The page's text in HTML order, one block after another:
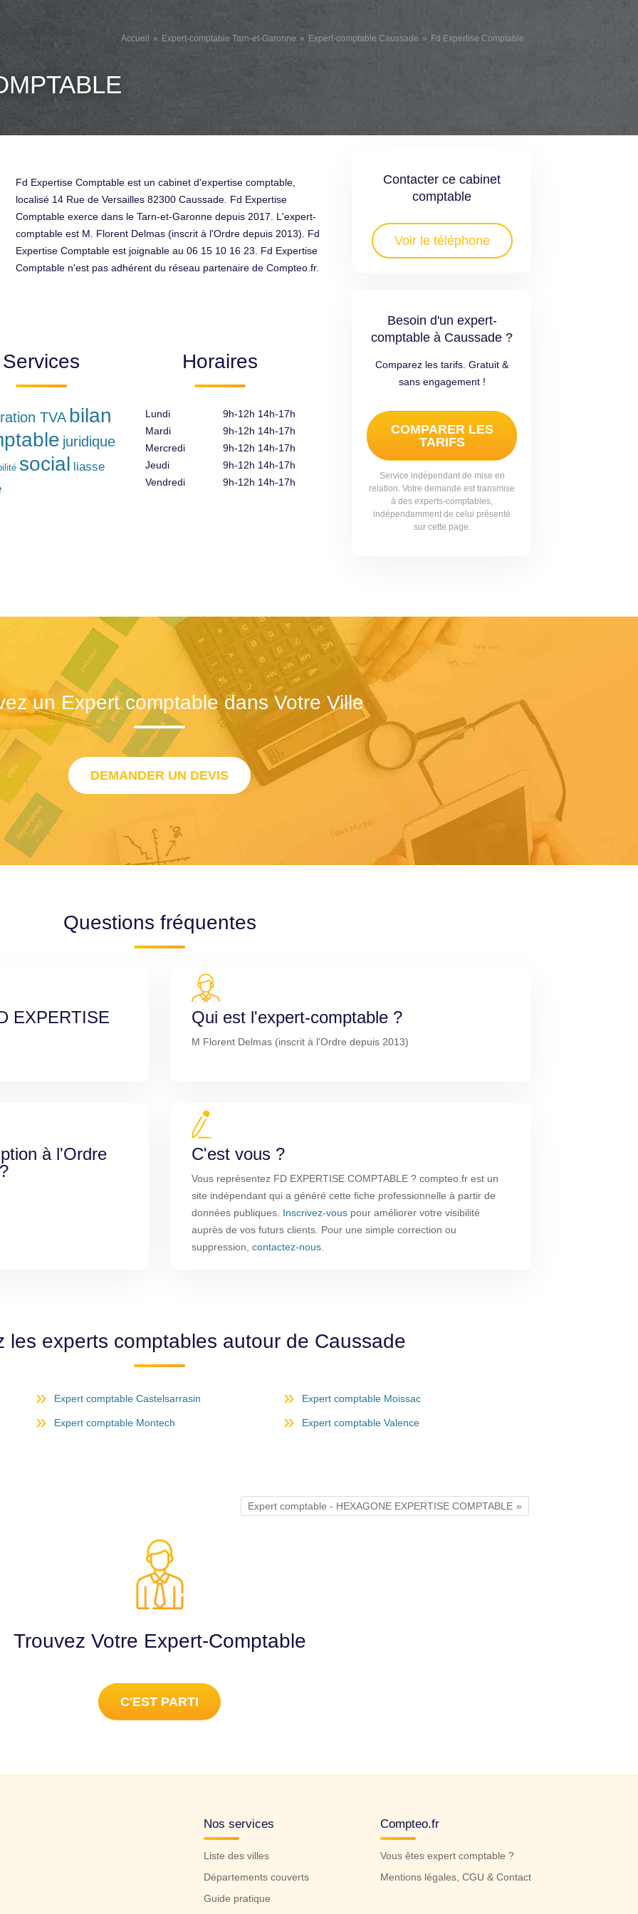
Accueil Expert-comptable Tarn-et-Garonne Expert-comptable Caussade Fd Expertise Comptable
Contacter ce cabinet
comptable
Voir le téléphone
Besoin d'un expert-
comptable à Caussade ?
Comparez les tarifs. Gratuit &
sans engagement !
COMPARER LES
TARIFS
Service indépendant de mise en
relation. Votre demande est transmise
à des experts-comptables,
indépendamment de celui présenté
sur cette page.
Fd Expertise Comptable est un cabinet d'expertise comptable,
localisé 14 Rue de Versailles 82300 Caussade. Fd Expertise
Comptable exerce dans le Tarn-et-Garonne depuis 2017. L'expert-
comptable est M. Florent Delmas (inscrit à l'Ordre depuis 2013). Fd
Expertise Comptable est joignable au 06 15 10 16 23. Fd Expertise
Comptable n'est pas adhérent du réseau partenaire de Compteo.fr.
Services
TVA bilan
juridique
social liasse
Horaires
Lundi
Mardi
Mercredi
Jeudi
Vendredi
9h-12h 14h-17h
9h-12h 14h-17h
9h-12h 14h-17h
9h-12h 14h-17h
9h-12h 14h-17h
un Expert comptable dans Votre Ville
DEMANDER UN DEVIS
Questions fréquentes
EXPERTISE Qui est l'expert-comptable ?
M Florent Delmas (inscrit à l'Ordre depuis 2013)
à l'Ordre
C'est vous ?
Vous représentez FD EXPERTISE COMPTABLE ? compteo.fr est un
site indépendant qui a généré cette fiche professionnelle à partir de
données publiques. Inscrivez-vous pour améliorer votre visibilité
auprès de vos futurs clients. Pour une simple correction ou
suppression, contactez-nous
les experts comptables autour de Caussade
Expert comptable Castelsarrasin Expert comptable Moissac
Expert comptable Montech Expert comptable Valence
Expert comptable - HEXAGONE EXPERTISE COMPTABLE
Trouvez Votre Expert-Comptable
C'EST PARTI
Nos services
Liste des villes
Départements couverts
Guide pratique
Compteo.fr
Vous êtes expert comptable ?
Mentions légales, CGU & Contact